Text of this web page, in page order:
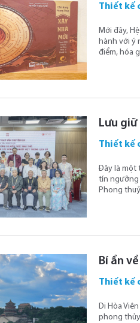
Thiết kế
Mới đây,
hành với ý
điểm, hóa
Lưu
Thiết kế
Đây là một
tín ngưỡng
Phong
Bí ẩn
Thiết kế
Di Hòa
phong